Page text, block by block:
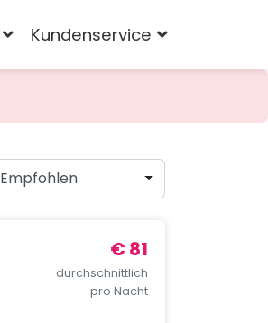
Kundenservice
Empfohlen
€ 81
durchschnittlich
pro Nacht